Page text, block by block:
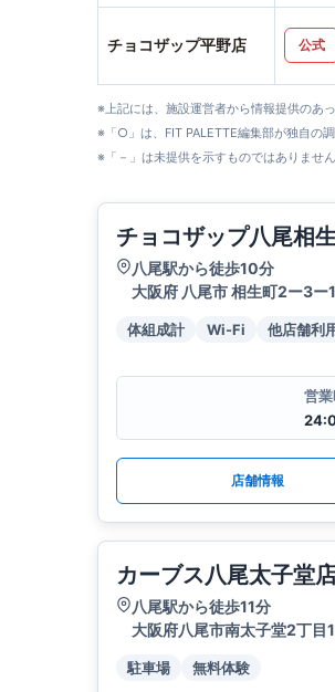
チョコザップ平野店 公式
※上記には、施設運営者から情報提供のあ
※「○」は、FIT PALETTE編集部が独自の
※「－」は未提供を示すものではありませ
チョコザップ八尾相
八尾駅から徒歩10分
大阪府 八尾市 相生町2ー3ー
体組成計 Wi-Fi 他店舗利
営
店舗情報
カーブス八尾太子堂
八尾駅から徒歩11分
大阪府八尾市南太子堂2丁
駐車場 無料体験